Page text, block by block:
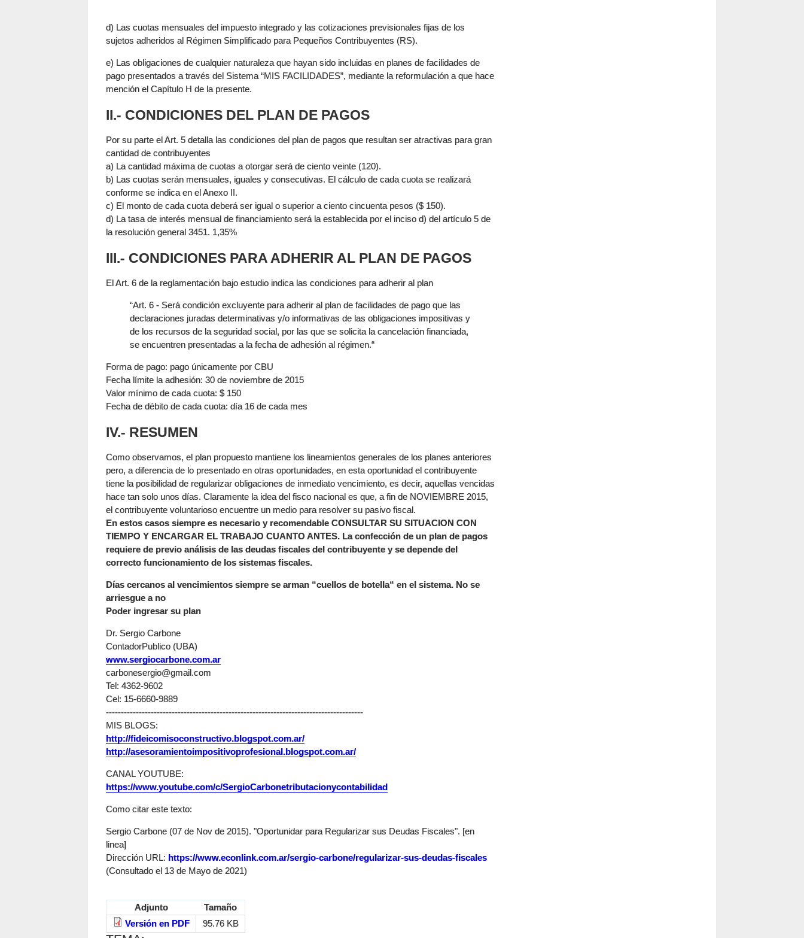
d) Las cuotas mensuales del impuesto integrado y las cotizaciones previsionales fijas de los
sujetos adheridos al Régimen Simplificado para Pequeños Contribuyentes (RS).
e) Las obligaciones de cualquier naturaleza que hayan sido incluidas en planes de facilidades de
pago presentados a través del Sistema “MIS FACILIDADES”, mediante la reformulación a que hace
mención el Capítulo H de la presente.
II.- CONDICIONES DEL PLAN DE PAGOS
Por su parte el Art. 5 detalla las condiciones del plan de pagos que resultan ser atractivas para gran
cantidad de contribuyentes
a) La cantidad máxima de cuotas a otorgar será de ciento veinte (120).
b) Las cuotas serán mensuales, iguales y consecutivas. El cálculo de cada cuota se realizará
conforme se indica en el Anexo II.
c) El monto de cada cuota deberá ser igual o superior a ciento cincuenta pesos ($ 150).
d) La tasa de interés mensual de financiamiento será la establecida por el inciso d) del artículo 5 de
la resolución general 3451. 1,35%
III.- CONDICIONES PARA ADHERIR AL PLAN DE PAGOS
El Art. 6 de la reglamentación bajo estudio indica las condiciones para adherir al plan
“Art. 6 - Será condición excluyente para adherir al plan de facilidades de pago que las
declaraciones juradas determinativas y/o informativas de las obligaciones impositivas y
de los recursos de la seguridad social, por las que se solicita la cancelación financiada,
se encuentren presentadas a la fecha de adhesión al régimen.“
Forma de pago: pago únicamente por CBU
Fecha límite la adhesión: 30 de noviembre de 2015
Valor mínimo de cada cuota: $ 150
Fecha de débito de cada cuota: día 16 de cada mes
IV.- RESUMEN
Como observamos, el plan propuesto mantiene los lineamientos generales de los planes anteriores
pero, a diferencia de lo presentado en otras oportunidades, en esta oportunidad el contribuyente
tiene la posibilidad de regularizar obligaciones de inmediato vencimiento, es decir, aquellas vencidas
hace tan solo unos días. Claramente la idea del fisco nacional es que, a fin de NOVIEMBRE 2015,
el contribuyente voluntarioso encuentre un medio para resolver su pasivo fiscal.
En estos casos siempre es necesario y recomendable CONSULTAR SU SITUACION CON
TIEMPO Y ENCARGAR EL TRABAJO CUANTO ANTES. La confección de un plan de pagos
requiere de previo análisis de las deudas fiscales del contribuyente y se depende del
correcto funcionamiento de los sistemas fiscales.
Días cercanos al vencimientos siempre se arman “cuellos de botella“ en el sistema. No se
arriesgue a no
Poder ingresar su plan
Dr. Sergio Carbone
ContadorPublico (UBA)
www.sergiocarbone.com.ar
carbonesergio@gmail.com
Tel: 4362-9602
Cel: 15-6660-9889
--------------------------------------------------------------------------------------
MIS BLOGS:
http://fideicomisoconstructivo.blogspot.com.ar/
http://asesoramientoimpositivoprofesional.blogspot.com.ar/
CANAL YOUTUBE:
https://www.youtube.com/c/SergioCarbonetributacionycontabilidad
Como citar este texto:
Sergio Carbone (07 de Nov de 2015). "Oportunidar para Regularizar sus Deudas Fiscales". [en
linea]
Dirección URL: https://www.econlink.com.ar/sergio-carbone/regularizar-sus-deudas-fiscales
(Consultado el 13 de Mayo de 2021)
Adjunto
Tamaño
Versión en PDF
95.76 KB